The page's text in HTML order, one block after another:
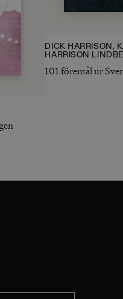
DICK HARRISON,
HARRISON
101 föremål ur